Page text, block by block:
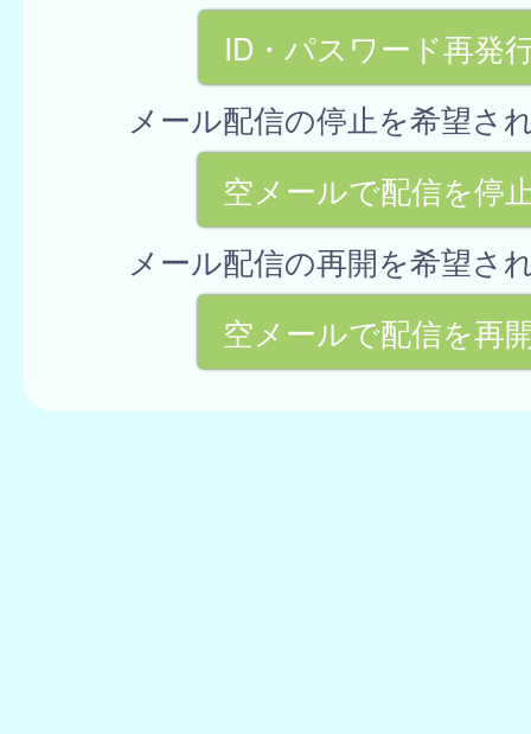
ID・パスワード再発
メール配信の停止を希望さ
空メールで配信を停
メール配信の再開を希望さ
空メールで配信を再